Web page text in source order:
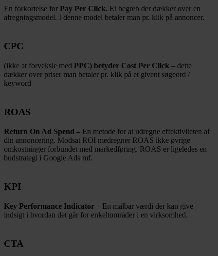
En forkortelse for Pay Per Click. Et begreb der dækker over en
afregningsmodel. I denne model betaler man pr. klik på annoncer.
CPC
(ikke at forveksle med PPC) betyder Cost Per Click – dette
dækker over priser man betaler pr. klik på et givent søgeord /
keyword
ROAS
Return On Ad Spend – En metode for at udregne effektiviteten af
din annoncering. Modsat ROI medregner ROAS ikke øvrige
omkostninger forbundet med markedføring. ROAS er ligeledes en
budstrategi i Google Ads mf.
KPI
Key Performance Indicator – En målbar værdi der kan give
indsigt i hvordan det går for enkeltområder i en virksomhed.
CTA